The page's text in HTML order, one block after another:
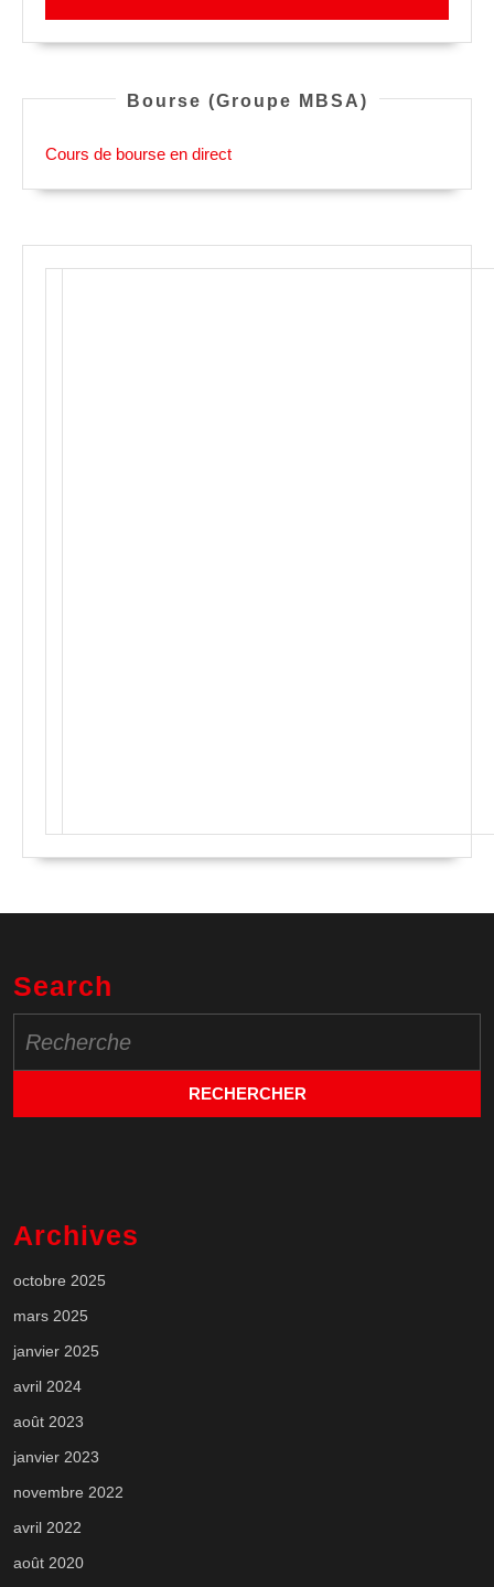
Bourse (Groupe MBSA)
Cours de bourse en direct
Search
for:
Archives
octobre 2025
mars 2025
janvier 2025
avril 2024
août 2023
janvier 2023
novembre 2022
avril 2022
août 2020